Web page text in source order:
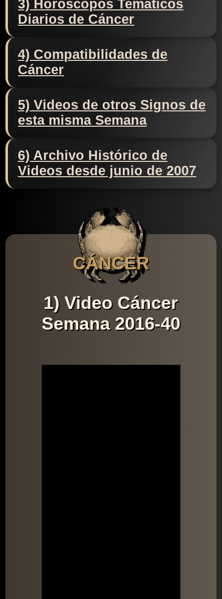
3) Horóscopos Temáticos
Diarios de Cáncer
4) Compatibilidades de
Cáncer
5) Videos de otros Signos de
esta misma Semana
6) Archivo Histórico de
Videos desde junio de 2007
CÁNCER
1) Video Cáncer
Semana 2016-40